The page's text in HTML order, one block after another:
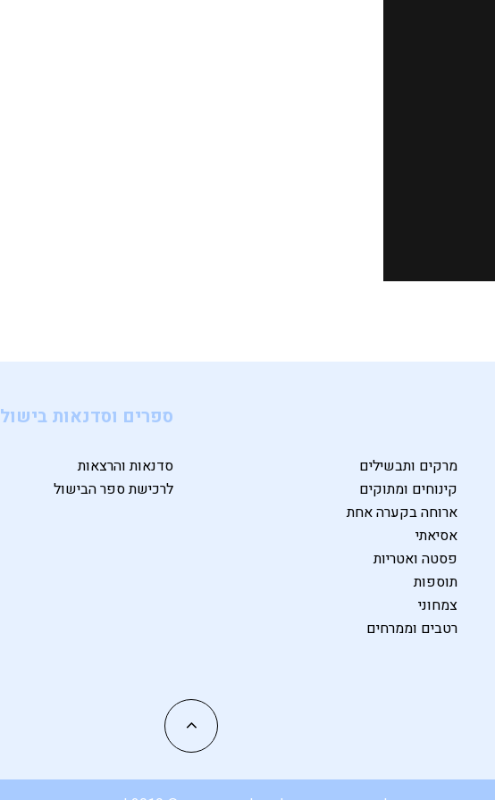
מרקים ותבשילים
קינוחים ומתוקים
ארוחה בקערה אחת
אסיאתי
פסטה ואטריות
תוספות
צמחוני
רטבים וממרחים
ספרים וסדנאות בישול
סדנאות והרצאות
לרכישת ספר הבישול